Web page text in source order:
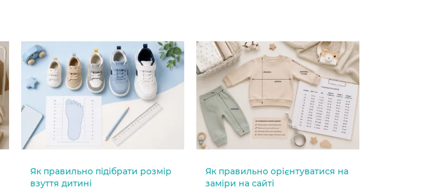
Як правильно підібрати розмір
взуття дитині
Як правильно орієнтуватися на
заміри на сайті